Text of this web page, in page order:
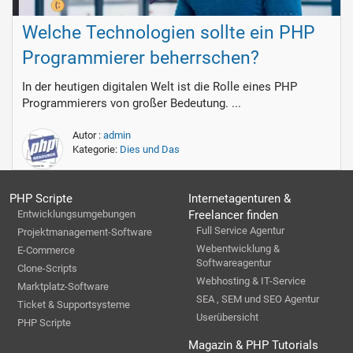
Welche Technologien sollte ein PHP
Programmierer beherrschen?
In der heutigen digitalen Welt ist die Rolle eines PHP
Programmierers von großer Bedeutung. ...
Autor : admin
Kategorie: Dies und Das
PHP Scripte
Entwicklungsumgebungen
Projektmanagement-Software
E-Commerce
Clone-Scripts
Marktplatz-Software
Ticket & Supportsysteme
PHP Scripte
Internetagenturen &
Freelancer finden
Full Service Agentur
Webentwicklung &
Softwareagentur
Webhosting & IT-Service
SEA , SEM und SEO Agentur
Userübersicht
Magazin & PHP Tutorials